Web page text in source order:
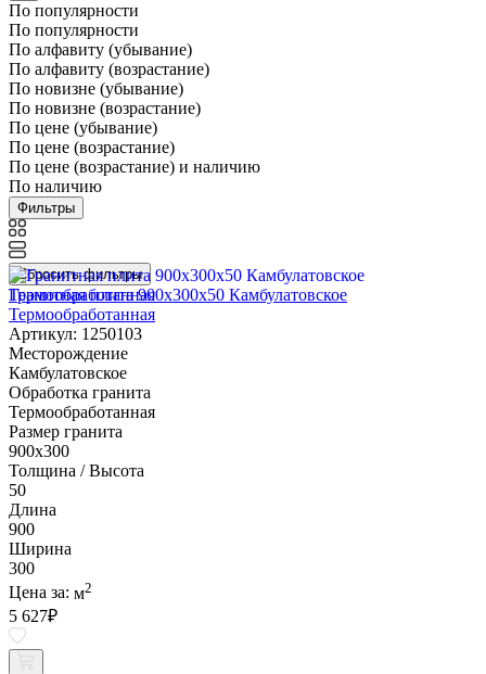
По популярности
По популярности
По алфавиту (убывание)
По алфавиту (возрастание)
По новизне (убывание)
По новизне (возрастание)
По цене (убывание)
По цене (возрастание)
По цене (возрастание) и наличию
По наличию
Фильтры
Сбросить фильтры
Гранитная плита 900х300x50 Камбулатовское
Термообработанная
Артикул: 1250103
Месторождение
Камбулатовское
Обработка гранита
Термообработанная
Размер гранита
900х300
Толщина / Высота
50
Длина
900
Ширина
300
Цена за: м2
5 627₽